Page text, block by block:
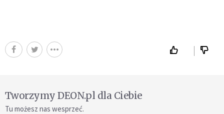
Tworzymy DEON.pl dla Ciebie
Tu możesz nas wesprzeć.